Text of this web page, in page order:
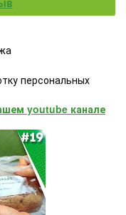
персональных
youtube канале